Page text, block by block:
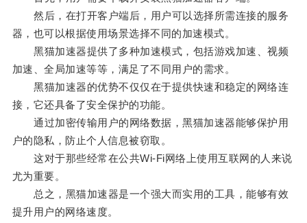
然后，在打开客户端后，用户可以选择所需连接的服务
器，也可以根据使用场景选择不同的加速模式。
黑猫加速器提供了多种加速模式，包括游戏加速、视频
加速、全局加速等等，满足了不同用户的需求。
黑猫加速器的优势不仅仅在于提供快速和稳定的网络连
接，它还具备了安全保护的功能。
通过加密传输用户的网络数据，黑猫加速器能够保护用
户的隐私，防止个人信息被窃取。
这对于那些经常在公共Wi-Fi网络上使用互联网的人来说
尤为重要。
总之，黑猫加速器是一个强大而实用的工具，能够有效
提升用户的网络速度。